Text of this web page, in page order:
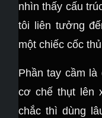
nhìn thấy cấu
tôi liên tưởng
một chiếc cốc
Phần tay cầm là
cơ chế thụt lên
chắc thì dùng